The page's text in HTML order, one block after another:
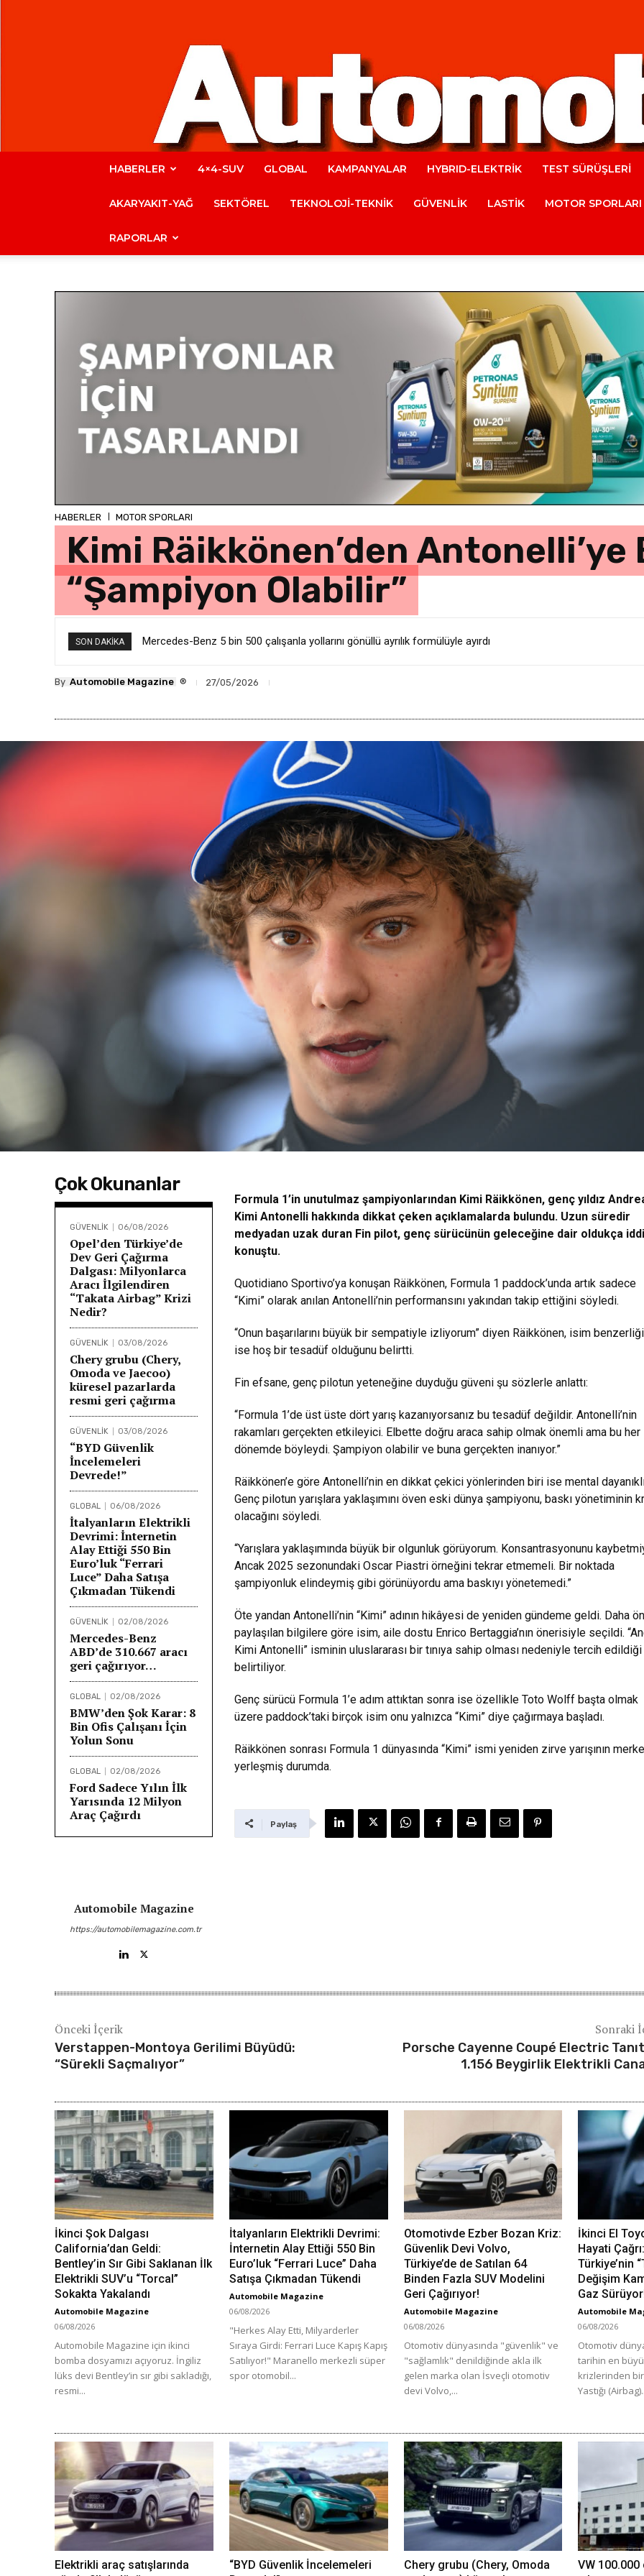
Automobile
Magazine
HABERLER 4×4-SUV GLOBAL KAMPANYALAR HYBRID-ELEKTRİK TEST SÜRÜŞLERİ
AKARYAKIT-YAĞ SEKTÖREL TEKNOLOJİ-TEKNİK GÜVENLİK LASTİK MOTOR SPORLARI
RAPORLAR
HABERLER MOTOR SPORLARI
Kimi Räikkönen’den Antonelli’ye
“Şampiyon Olabilir”
SON DAKIKA Mercedes-Benz 5 bin 500 çalışanla yollarını gönüllü ayrılık formülüyle ayırdı
By Automobile Magazine ® 27/05/2026
Çok Okunanlar
GÜVENLİK 06/08/2026
Opel’den Türkiye’de
Dev Geri Çağırma
Dalgası: Milyonlarca
Aracı İlgilendiren
“Takata Airbag” Krizi
Nedir?
GÜVENLİK 03/08/2026
Chery grubu (Chery,
Omoda ve Jaecoo)
küresel pazarlarda
resmi geri çağırma
GÜVENLİK 03/08/2026
“BYD Güvenlik
İncelemeleri
Devrede!”
GLOBAL 06/08/2026
İtalyanların Elektrikli
Devrimi: İnternetin
Alay Ettiği 550 Bin
Euro’luk “Ferrari
Luce” Daha Satışa
Çıkmadan Tükendi
GÜVENLİK 02/08/2026
Mercedes-Benz
ABD’de 310.667 aracı
geri çağırıyor…
GLOBAL 02/08/2026
BMW’den Şok Karar: 8
Bin Ofis Çalışanı İçin
Yolun Sonu
GLOBAL 02/08/2026
Ford Sadece Yılın İlk
Yarısında 12 Milyon
Araç Çağırdı
Automobile Magazine
https://automobilemagazine.com.tr
Formula 1’in unutulmaz şampiyonlarından Kimi Räikkönen, genç yıldız
Kimi Antonelli hakkında dikkat çeken açıklamalarda bulundu. Uzun süredir
medyadan uzak duran Fin pilot, genç sürücünün geleceğine dair oldukça
konuştu.
Quotidiano Sportivo’ya konuşan Räikkönen, Formula 1 paddock’unda artık sadece
“Kimi” olarak anılan Antonelli’nin performansını yakından takip ettiğini söyledi.
“Onun başarılarını büyük bir sempatiyle izliyorum” diyen Räikkönen, isim
ise hoş bir tesadüf olduğunu belirtti.
Fin efsane, genç pilotun yeteneğine duyduğu güveni şu sözlerle anlattı:
“Formula 1’de üst üste dört yarış kazanıyorsanız bu tesadüf değildir. Antonelli’nin
rakamları gerçekten etkileyici. Elbette doğru araca sahip olmak önemli ama bu her
dönemde böyleydi. Şampiyon olabilir ve buna gerçekten inanıyor.”
Räikkönen’e göre Antonelli’nin en dikkat çekici yönlerinden biri ise mental
Genç pilotun yarışlara yaklaşımını öven eski dünya şampiyonu, baskı yönetiminin
olacağını söyledi.
“Yarışlara yaklaşımında büyük bir olgunluk görüyorum. Konsantrasyonunu
Ancak 2025 sezonundaki Oscar Piastri örneğini tekrar etmemeli. Bir noktada
şampiyonluk elindeymiş gibi görünüyordu ama baskıyı yönetemedi.”
Öte yandan Antonelli’nin “Kimi” adının hikâyesi de yeniden gündeme geldi. Daha
paylaşılan bilgilere göre isim, aile dostu Enrico Bertaggia’nın önerisiyle seçildi.
Kimi Antonelli” isminin uluslararası bir tınıya sahip olması nedeniyle tercih edildiği
belirtiliyor.
Genç sürücü Formula 1’e adım attıktan sonra ise özellikle Toto Wolff başta olmak
üzere paddock’taki birçok isim onu yalnızca “Kimi” diye çağırmaya başladı.
Räikkönen sonrası Formula 1 dünyasında “Kimi” ismi yeniden zirve yarışının
yerleşmiş durumda.
Paylaş
Önceki İçerik
Verstappen-Montoya Gerilimi Büyüdü:
“Sürekli Saçmalıyor”
Sonraki
Porsche Cayenne Coupé Electric
1.156 Beygirlik Elektrikli
İkinci Şok Dalgası
California’dan Geldi:
Bentley’in Sır Gibi Saklanan İlk
Elektrikli SUV’u “Torcal”
Sokakta Yakalandı
Automobile Magazine
06/08/2026
Automobile Magazine için ikinci
bomba dosyamızı açıyoruz. İngiliz
lüks devi Bentley’in sır gibi sakladığı,
resmi...
İtalyanların Elektrikli Devrimi:
İnternetin Alay Ettiği 550 Bin
Euro’luk “Ferrari Luce” Daha
Satışa Çıkmadan Tükendi
Automobile Magazine
06/08/2026
"Herkes Alay Etti, Milyarderler
Sıraya Girdi: Ferrari Luce Kapış Kapış
Satılıyor!" Maranello merkezli süper
spor otomobil...
Otomotivde Ezber Bozan Kriz:
Güvenlik Devi Volvo,
Türkiye’de de Satılan 64
Binden Fazla SUV Modelini
Geri Çağırıyor!
Automobile Magazine
06/08/2026
Otomotiv dünyasında "güvenlik" ve
"sağlamlık" denildiğinde akla ilk
gelen marka olan İsveçli otomotiv
devi Volvo,...
İkinci El
Hayati
Türkiye’nin
Değişim
Gaz
Automobile
06/08/2026
Otomotiv
tarihin en
krizlerinden
Yastığı
Elektrikli araç satışlarında
“BYD Güvenlik İncelemeleri
Chery grubu (Chery, Omoda
VW 100.000